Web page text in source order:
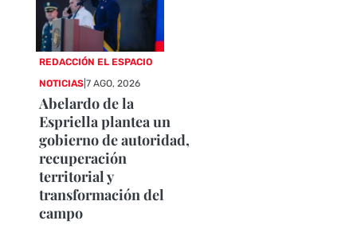
REDACCIÓN EL ESPACIO
NOTICIAS |7 AGO, 2026
Abelardo de la
Espriella plantea un
gobierno de autoridad,
recuperación
territorial y
transformación del
campo